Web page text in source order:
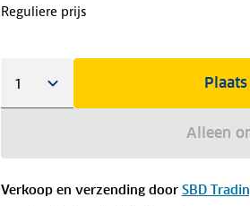
Reguliere prijs
Alleen
Verkoop en verzending door SBD